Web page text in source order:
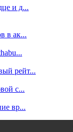
и д...
в ак...
рейт...
с...
вр...